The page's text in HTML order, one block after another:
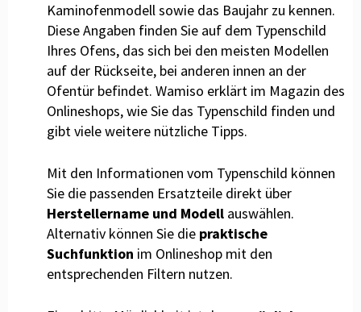
Kaminofenmodell sowie das Baujahr zu kennen.
Diese Angaben finden Sie auf dem Typenschild
Ihres Ofens, das sich bei den meisten Modellen
auf der Rückseite, bei anderen innen an der
Ofentür befindet. Wamiso erklärt im Magazin des
Onlineshops, wie Sie das Typenschild finden und
gibt viele weitere nützliche Tipps.
Mit den Informationen vom Typenschild können
Sie die passenden Ersatzteile direkt über
Herstellername und Modellauswählen.
Alternativ können Sie die praktische
Suchfunktion im Onlineshop mit den
entsprechenden Filtern nutzen.